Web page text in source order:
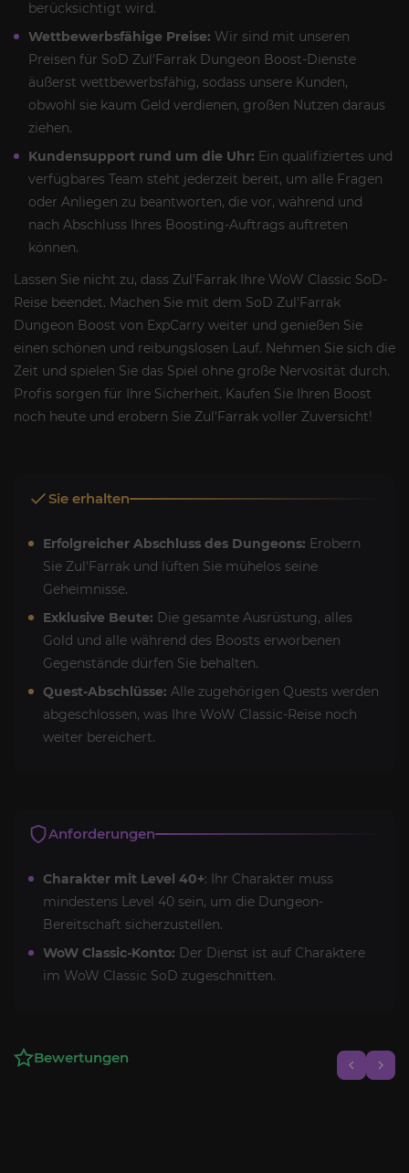
berücksichtigt wird.
Wettbewerbsfähige Preise: Wir sind mit unseren
Preisen für SoD Zul'Farrak Dungeon Boost-Dienste
äußerst wettbewerbsfähig, sodass unsere Kunden,
obwohl sie kaum Geld verdienen, großen Nutzen daraus
ziehen.
Kundensupport rund um die Uhr: Ein qualifiziertes und
verfügbares Team steht jederzeit bereit, um alle Fragen
oder Anliegen zu beantworten, die vor, während und
nach Abschluss Ihres Boosting-Auftrags auftreten
können.
Lassen Sie nicht zu, dass Zul'Farrak Ihre WoW Classic SoD-
Reise beendet. Machen Sie mit dem SoD Zul'Farrak
Dungeon Boost von ExpCarry weiter und genießen Sie
einen schönen und reibungslosen Lauf. Nehmen Sie sich die
Zeit und spielen Sie das Spiel ohne große Nervosität durch.
Profis sorgen für Ihre Sicherheit. Kaufen Sie Ihren Boost
noch heute und erobern Sie Zul'Farrak voller Zuversicht!
Sie erhalten
Erfolgreicher Abschluss des Dungeons: Erobern
Sie Zul'Farrak und lüften Sie mühelos seine
Geheimnisse.
Exklusive Beute: Die gesamte Ausrüstung, alles
Gold und alle während des Boosts erworbenen
Gegenstände dürfen Sie behalten.
Quest-Abschlüsse: Alle zugehörigen Quests werden
abgeschlossen, was Ihre WoW Classic-Reise noch
weiter bereichert.
Anforderungen
Charakter mit Level 40+: Ihr Charakter muss
mindestens Level 40 sein, um die Dungeon-
Bereitschaft sicherzustellen.
WoW Classic-Konto: Der Dienst ist auf Charaktere
im WoW Classic SoD zugeschnitten.
Bewertungen